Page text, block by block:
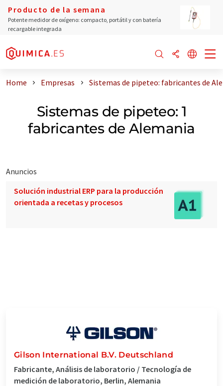
Producto de la semana
Potente medidor de oxígeno: compacto, portátil y con batería
recargable integrada
Home Empresas Sistemas de pipeteo: fabricantes de
Sistemas de pipeteo: 1
fabricantes de Alemania
Anuncios
Solución industrial ERP para la producción
orientada a recetas y procesos
Gilson International B.V. Deutschland
Fabricante, Análisis de laboratorio / Tecnología de
medición de laboratorio, Berlin, Alemania